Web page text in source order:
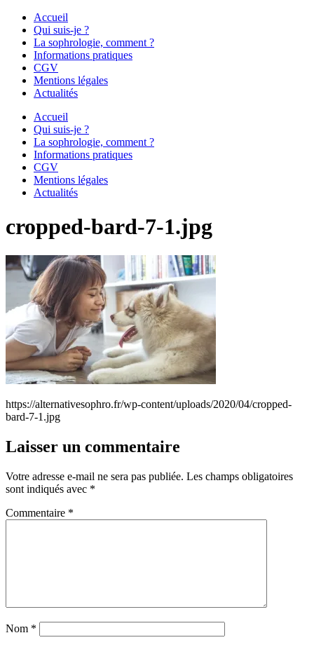
Accueil
Qui suis-je ?
La sophrologie, comment ?
Informations pratiques
CGV
Mentions légales
Actualités
Accueil
Qui suis-je ?
La sophrologie, comment ?
Informations pratiques
CGV
Mentions légales
Actualités
cropped-bard-7-1.jpg
https://alternativesophro.fr/wp-content/uploads/2020/04/cropped-
bard-7-1.jpg
Laisser un commentaire
Votre adresse e-mail ne sera pas publiée. Les champs obligatoires
sont indiqués avec *
Commentaire *
Nom *